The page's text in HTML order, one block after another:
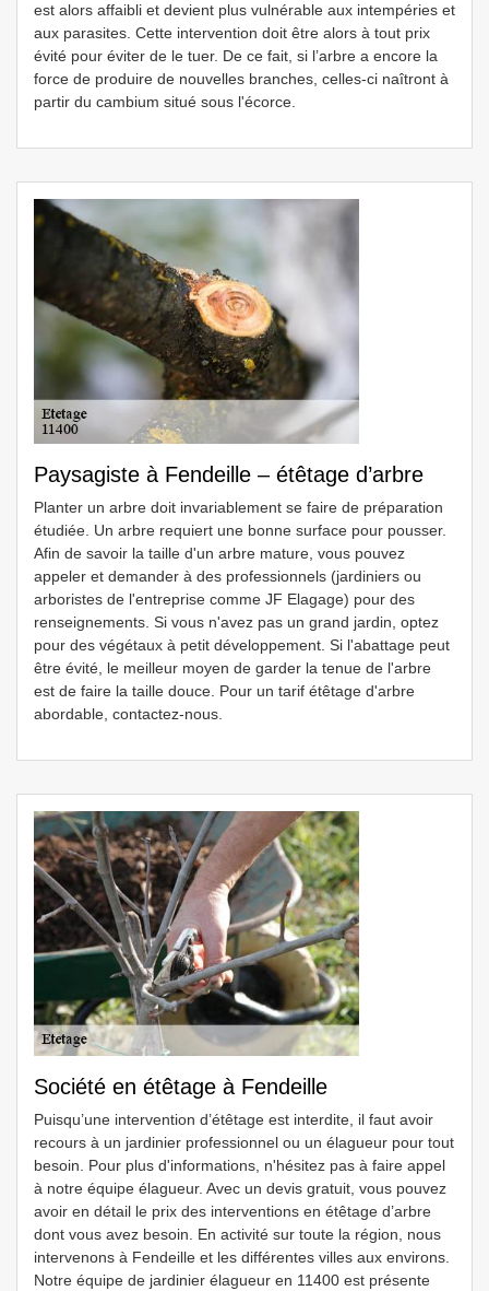
est alors affaibli et devient plus vulnérable aux intempéries et
aux parasites. Cette intervention doit être alors à tout prix
évité pour éviter de le tuer. De ce fait, si l’arbre a encore la
force de produire de nouvelles branches, celles-ci naîtront à
partir du cambium situé sous l'écorce.
Paysagiste à Fendeille – étêtage d’arbre
Planter un arbre doit invariablement se faire de préparation
étudiée. Un arbre requiert une bonne surface pour pousser.
Afin de savoir la taille d'un arbre mature, vous pouvez
appeler et demander à des professionnels (jardiniers ou
arboristes de l'entreprise comme JF Elagage) pour des
renseignements. Si vous n'avez pas un grand jardin, optez
pour des végétaux à petit développement. Si l'abattage peut
être évité, le meilleur moyen de garder la tenue de l'arbre
est de faire la taille douce. Pour un tarif étêtage d'arbre
abordable, contactez-nous.
Société en étêtage à Fendeille
Puisqu’une intervention d’étêtage est interdite, il faut avoir
recours à un jardinier professionnel ou un élagueur pour tout
besoin. Pour plus d'informations, n'hésitez pas à faire appel
à notre équipe élagueur. Avec un devis gratuit, vous pouvez
avoir en détail le prix des interventions en étêtage d’arbre
dont vous avez besoin. En activité sur toute la région, nous
intervenons à Fendeille et les différentes villes aux environs.
Notre équipe de jardinier élagueur en 11400 est présente